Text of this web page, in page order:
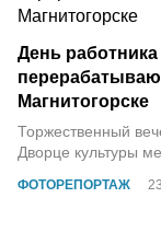
ФОТОРЕПОРТАЖ
День работника
Магнитогорске
Торжественный
Дворце культуры